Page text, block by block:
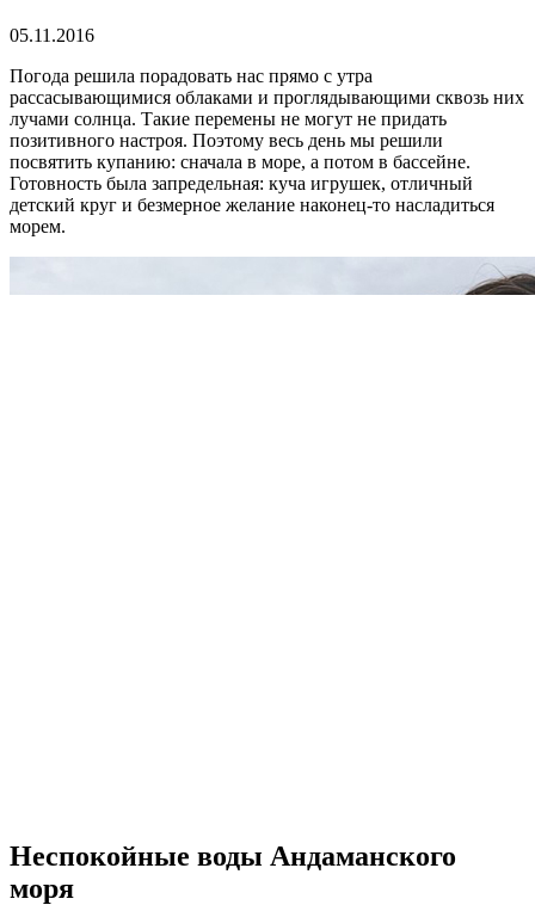
05.11.2016
Погода решила порадовать нас прямо с утра
рассасывающимися облаками и проглядывающими сквозь них
лучами солнца. Такие перемены не могут не придать
позитивного настроя. Поэтому весь день мы решили
посвятить купанию: сначала в море, а потом в бассейне.
Готовность была запредельная: куча игрушек, отличный
детский круг и безмерное желание наконец-то насладиться
морем.
Неспокойные воды Андаманского
моря